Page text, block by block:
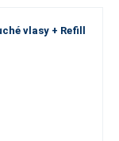
vlasy + Refill